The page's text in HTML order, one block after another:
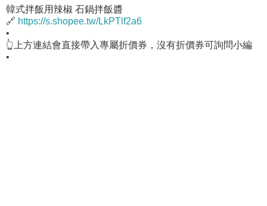
韓式拌飯用辣椒 石鍋拌飯醬
🔗 https://s.shopee.tw/LkPTlf2a6
•
👆上方連結會直接帶入專屬折價券，沒有折價券可詢問小編
•